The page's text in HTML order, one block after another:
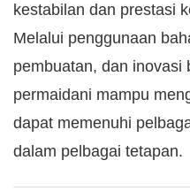
kestabilan dan prestasi
Melalui penggunaan
pembuatan, dan inovasi
permaidani mampu
dapat memenuhi
dalam pelbagai tetapan.